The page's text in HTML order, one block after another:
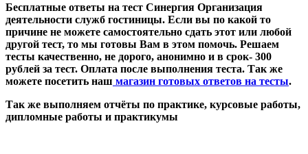
Бесплатные ответы на тест Синергия Организация
деятельности служб гостиницы. Если вы по какой то
причине не можете самостоятельно сдать этот или любой
другой тест, то мы готовы Вам в этом помочь. Решаем
тесты качественно, не дорого, анонимно и в срок- 300
рублей за тест. Оплата после выполнения теста. Так же
можете посетить наш магазин готовых ответов на тесты.
Так же выполняем отчёты по практике, курсовые работы,
дипломные работы и практикумы